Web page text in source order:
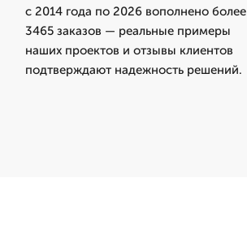
с 2014 года по 2026 вополнено более
3465 заказов — реальные примеры
наших проектов и отзывы клиентов
подтверждают надежность решений.